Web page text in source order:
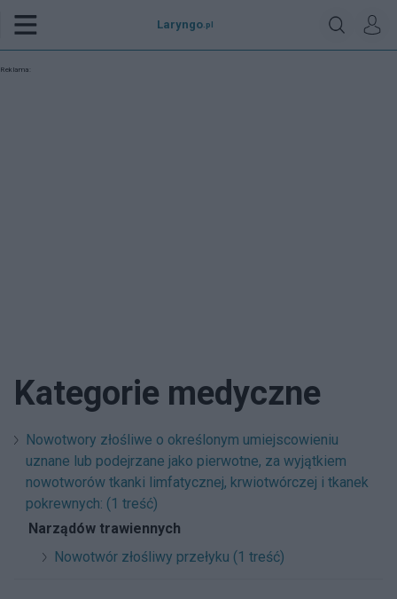
Laryngo .pl
Reklama:
Kategorie medyczne
Nowotwory złośliwe o określonym umiejscowieniu
uznane lub podejrzane jako pierwotne, za wyjątkiem
nowotworów tkanki limfatycznej, krwiotwórczej i tkanek
pokrewnych: (1 treść)
Narządów trawiennych
Nowotwór złośliwy przełyku (1 treść)